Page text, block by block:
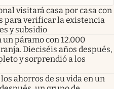
visitará casa por casa con
para verificar la existencia
y subsidio
páramo con 12.000
Dieciséis años después,
y sorprendió a los
ahorros de su vida en un